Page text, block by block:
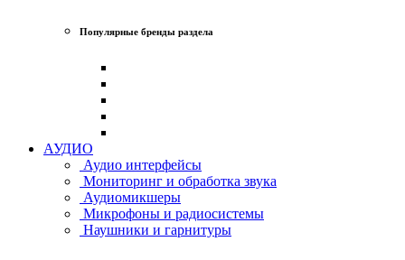
Популярные бренды раздела
АУДИО
Аудио интерфейсы
Мониторинг и обработка звука
Аудиомикшеры
Микрофоны и радиосистемы
Наушники и гарнитуры